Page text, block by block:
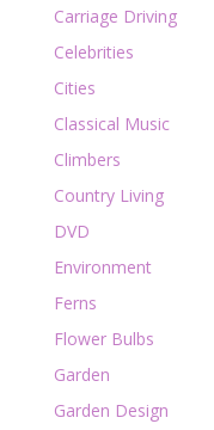
Carriage Driving
Celebrities
Cities
Classical Music
Climbers
Country Living
DVD
Environment
Ferns
Flower Bulbs
Garden
Garden Design